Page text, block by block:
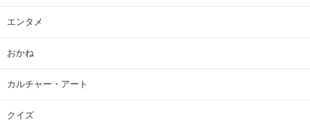
エンタメ
おかね
カルチャー・アート
クイズ